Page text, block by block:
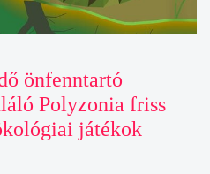
önfenntartó
Polyzonia friss
játékok